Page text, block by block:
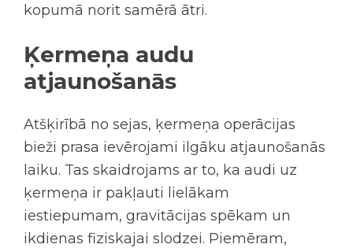
kopumā norit samērā ātri.
Ķermeņa audu
atjaunošanās
Atšķirībā no sejas, ķermeņa operācijas
bieži prasa ievērojami ilgāku atjaunošanās
laiku. Tas skaidrojams ar to, ka audi uz
ķermeņa ir pakļauti lielākam
iestiepumam, gravitācijas spēkam un
ikdienas fiziskajai slodzei. Piemēram,